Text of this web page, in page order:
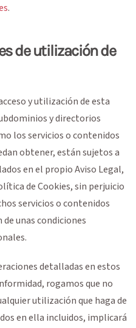
.
de utilización de
y utilización de esta
y directorios
los servicios o contenidos
obtener, están sujetos a
en el propio Aviso Legal,
de Cookies, sin perjuicio
servicios o contenidos
unas condiciones
detalladas en estos
rogamos que no
utilización que haga de
en ella incluidos, implicará